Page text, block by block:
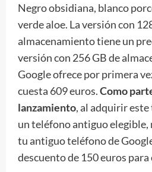
Negro obsidiana, blanco
verde aloe. La versión con
almacenamiento tiene un
versión con 256 GB de
Google ofrece por primera
cuesta 609 euros.Como
lanzamiento, al adquirir
un teléfono antiguo elegible,
tu antiguo teléfono de
descuento de 150 euros para